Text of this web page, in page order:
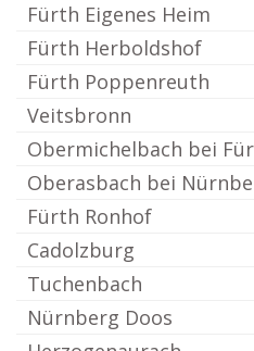
Fürth Eigenes Heim
Fürth Herboldshof
Fürth Poppenreuth
Veitsbronn
Obermichelbach bei
Oberasbach bei
Fürth Ronhof
Cadolzburg
Tuchenbach
Nürnberg Doos